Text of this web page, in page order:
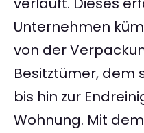
Unternehmen
von der
Besitztümer, dem
bis hin zur
Wohnung. Mit